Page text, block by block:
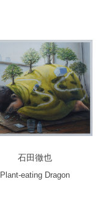
石田徹也
Plant-eating Dragon